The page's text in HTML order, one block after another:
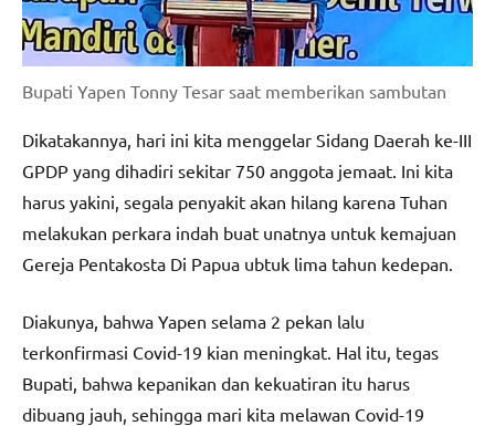
Bupati Yapen Tonny Tesar saat memberikan sambutan
Dikatakannya, hari ini kita menggelar Sidang Daerah ke-III
GPDP yang dihadiri sekitar 750 anggota jemaat. Ini kita
harus yakini, segala penyakit akan hilang karena Tuhan
melakukan perkara indah buat unatnya untuk kemajuan
Gereja Pentakosta Di Papua ubtuk lima tahun kedepan.
Diakunya, bahwa Yapen selama 2 pekan lalu
terkonfirmasi Covid-19 kian meningkat. Hal itu, tegas
Bupati, bahwa kepanikan dan kekuatiran itu harus
dibuang jauh, sehingga mari kita melawan Covid-19